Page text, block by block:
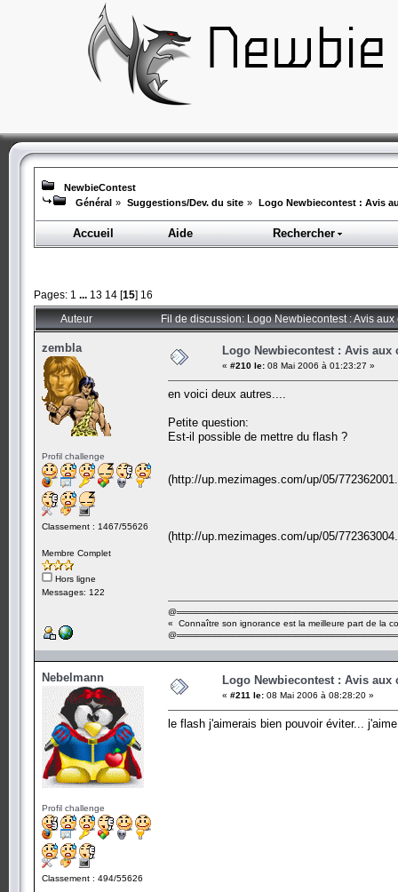
NewbieContest
Général » Suggestions/Dev. du site » Logo Newbiecontest : Avis
Accueil Aide Rechercher
Pages: 1 ... 13 14 [15] 16
Auteur Fil de discussion: Logo Newbiecontest : Avis
zembla
Profil challenge
Classement : 1467/55626
Membre Complet
Hors ligne
Messages: 122
Logo Newbiecontest : Avis aux
« #210 le: 08 Mai 2006 à 01:23:27 »
en voici deux autres....
Petite question:
Est-il possible de mettre du flash ?
(http://up.mezimages.com/up/05/
(http://up.mezimages.com/up/05/
« Connaître son ignorance est la meilleure part de la
Nebelmann
Profil challenge
Classement : 494/55626
Logo Newbiecontest : Avis aux
« #211 le: 08 Mai 2006 à 08:28:20 »
le flash j'aimerais bien pouvoir éviter...